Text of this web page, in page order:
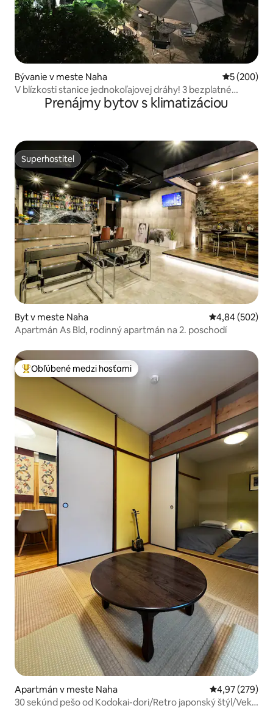
Bývanie v meste Naha Priemerné
5 (200)
V blízkosti stanice jednokoľajovej dráhy! 3 bezplatné
parkovacie miesta!
Prenájmy bytov s klimatizáciou
Superhostiteľ
Superhostiteľ
Byt v meste Naha Priemerné
4,84 (502)
Apartmán As Bld, rodinný apartmán na 2. poschodí
Najobľúbenejšie medzi hosťami
Obľúbené medzi hosťami
Apartmán v meste Naha Priemerné
4,97 (279)
30 sekúnd pešo od Kodokai-dori/Retro japonský štýl/Vek